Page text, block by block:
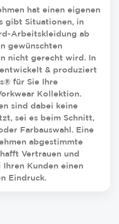
hat einen eigenen
gibt Situationen, in
Arbeitskleidung ab
gewünschten
nicht gerecht wird. In
& produziert
für Sie Ihre
Kollektion.
sind dabei keine
sei es beim Schnitt,
Farbauswahl. Eine
abgestimmte
Vertrauen und
Kunden einen
Eindruck.